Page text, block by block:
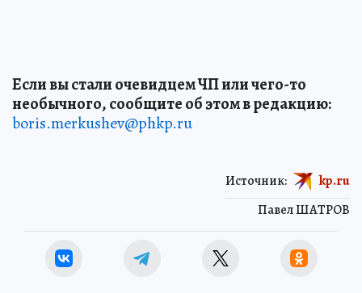
Если вы стали очевидцем ЧП или чего-то
необычного, сообщите об этом в редакцию:
boris.merkushev@phkp.ru
Павел ШАТРОВ
Источник: kp.ru